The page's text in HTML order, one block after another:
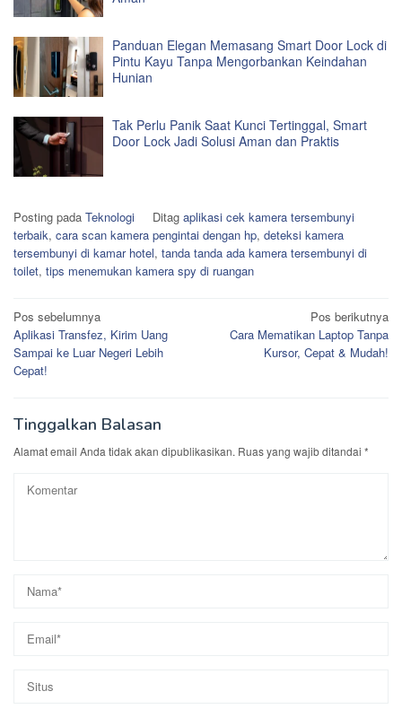
Panduan Elegan Memasang Smart Door Lock di
Pintu Kayu Tanpa Mengorbankan Keindahan
Hunian
Tak Perlu Panik Saat Kunci Tertinggal, Smart
Door Lock Jadi Solusi Aman dan Praktis
Posting pada Teknologi Ditag aplikasi cek kamera tersembunyi
terbaik, cara scan kamera pengintai dengan hp, deteksi kamera
tersembunyi di kamar hotel, tanda tanda ada kamera tersembunyi di
toilet, tips menemukan kamera spy di ruangan
Navigasi
pos
Pos sebelumnya
Aplikasi Transfez, Kirim Uang
Sampai ke Luar Negeri Lebih
Cepat!
Pos berikutnya
Cara Mematikan Laptop Tanpa
Kursor, Cepat & Mudah!
Tinggalkan Balasan
Alamat email Anda tidak akan dipublikasikan. Ruas yang wajib ditandai *